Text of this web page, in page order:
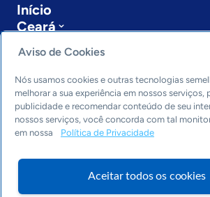
Início
Ceará
Sobre a ASN
Últimas notícias
Entre em contato
Editorias
Economia & Política
Inovação & Tecnologia
Cultura empreendedora
Arquivo
Aviso de Cookies
Nós usamos cookies e outras tecnologias
melhorar a sua experiência em nossos serviços,
publicidade e recomendar conteúdo de seu
nossos serviços, você concorda com tal
em nossa
Política de Privacidade
Aceitar todos os cookies